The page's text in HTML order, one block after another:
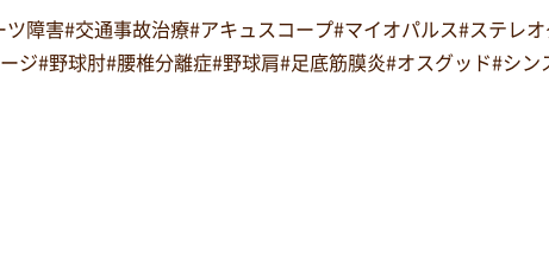
障害#交通事故治療#アキュスコープ#マイオパルス#ステレ
ジ#野球肘#腰椎分離症#野球肩#足底筋膜炎#オスグッド#シン